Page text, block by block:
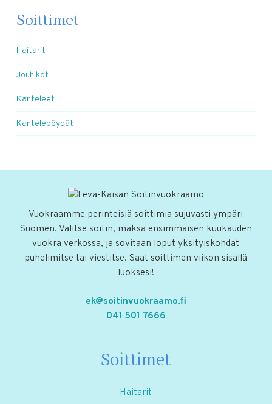
Soittimet
Haitarit
Jouhikot
Kanteleet
Kantelepöydät
Vuokraamme perinteisiä soittimia sujuvasti ympäri
Suomen. Valitse soitin, maksa ensimmäisen kuukauden
vuokra verkossa, ja sovitaan loput yksityiskohdat
puhelimitse tai viestitse. Saat soittimen viikon sisällä
luoksesi!
ek@soitinvuokraamo.fi
041 501 7666
Soittimet
Haitarit